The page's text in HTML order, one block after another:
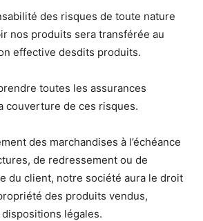
des risques de toute nature
nos produits sera transférée au
effective desdits produits.
toutes les assurances
couverture de ces risques.
des marchandises à l’échéance
de redressement ou de
du client, notre société aura le droit
des produits vendus,
légales.